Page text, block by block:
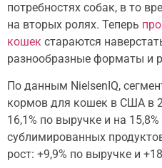
потребностях собак, в то
на вторых ролях. Теперь
кошек стараются
разнообразные форматы и
По данным NielsenIQ,
кормов для кошек в США в
16,1% по выручке и на
сублимированных
рост: +9,9% по выручке и